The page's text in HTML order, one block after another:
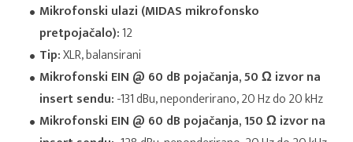
Mikrofonski ulazi (MIDAS mikrofonsko
pretpojačalo):12
Tip:XLR, balansirani
Mikrofonski EIN @ 60 dB pojačanja, 50 Ω izvor na
insert sendu:-131 dBu, neponderirano, 20 Hz do 20 kHz
Mikrofonski EIN @ 60 dB pojačanja, 150 Ω izvor na